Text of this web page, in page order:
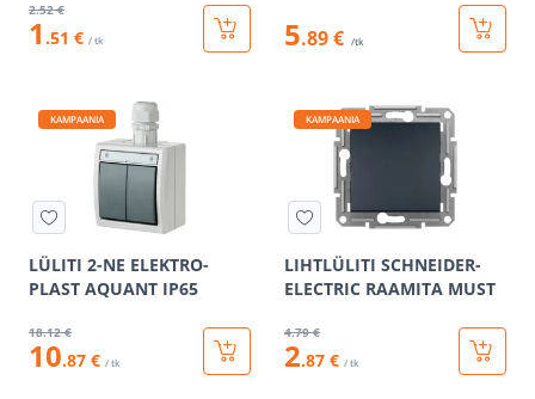
2.52 €
1 .51 € / tk 5.89 € /tk
KAMPAANIA
LÜLITI 2-NE ELEKTRO-
PLAST AQUANT IP65
18.12 €
10.87 € / tk
KAMPAANIA
LIHTLÜLITI SCHNEIDER-
ELECTRIC RAAMITA MUST
4.79 €
2.87 € / tk